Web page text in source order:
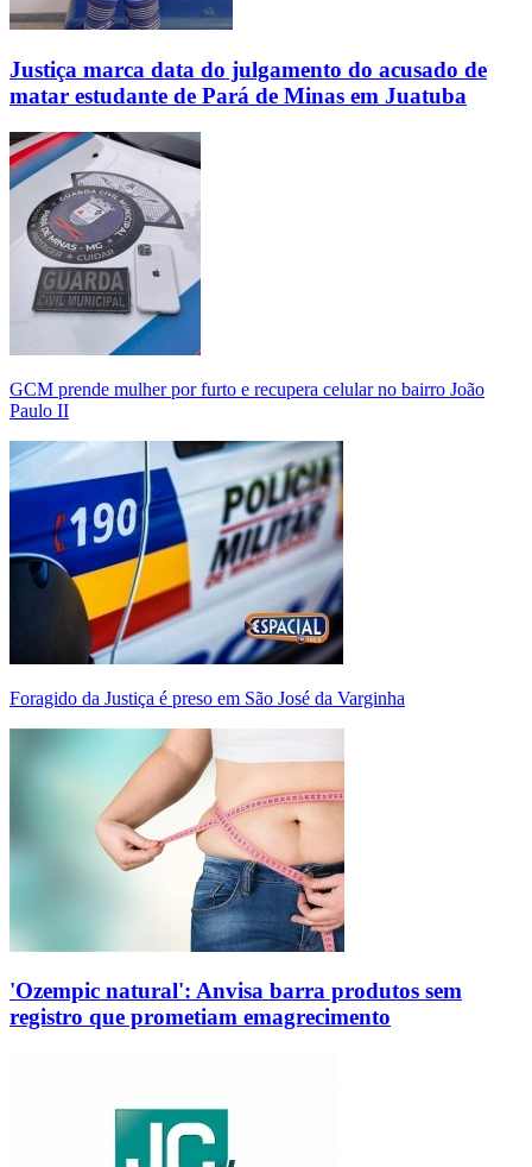
Justiça marca data do julgamento do acusado de
matar estudante de Pará de Minas em Juatuba
GCM prende mulher por furto e recupera celular no bairro João
Paulo II
Foragido da Justiça é preso em São José da Varginha
'Ozempic natural': Anvisa barra produtos sem
registro que prometiam emagrecimento